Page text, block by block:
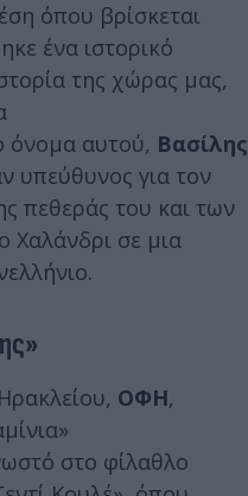
όπου βρίσκεται
ένα ιστορικό
της χώρας μας,
όνομα αυτού, Βασίλης
υπεύθυνος για τον
πεθεράς του και των
Χαλάνδρι σε μια
ΟΦΗ,
στο φίλαθλο